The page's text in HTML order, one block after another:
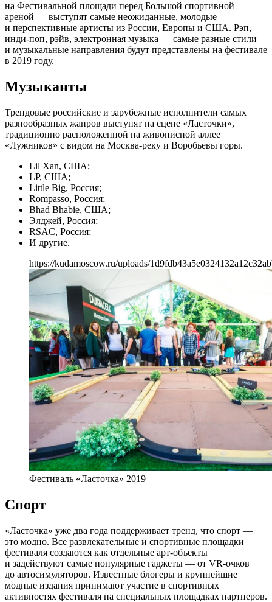
на Фестивальной площади перед Большой спортивной
ареной — выступят самые неожиданные, молодые
и перспективные артисты из России, Европы и США. Рэп,
инди-поп, рэйв, электронная музыка — самые разные стили
и музыкальные направления будут представлены на фестивале
в 2019 году.
Музыканты
Трендовые российские и зарубежные исполнители самых
разнообразных жанров выступят на сцене «Ласточки»,
традиционно расположенной на живописной аллее
«Лужников» с видом на Москва-реку и Воробьевы горы.
Lil Xan, США;
LP, США;
Little Big, Россия;
Rompasso, Россия;
Bhad Bhabie, США;
Элджей, Россия;
RSAC, Россия;
И другие.
https://kudamoscow.ru/uploads/
Фестиваль «Ласточка» 2019
Спорт
«Ласточка» уже два года поддерживает тренд, что спорт —
это модно. Все развлекательные и спортивные площадки
фестиваля создаются как отдельные арт-объекты
и задействуют самые популярные гаджеты — от VR-очков
до автосимуляторов. Известные блогеры и крупнейшие
модные издания принимают участие в спортивных
активностях фестиваля на специальных площадках партнеров.